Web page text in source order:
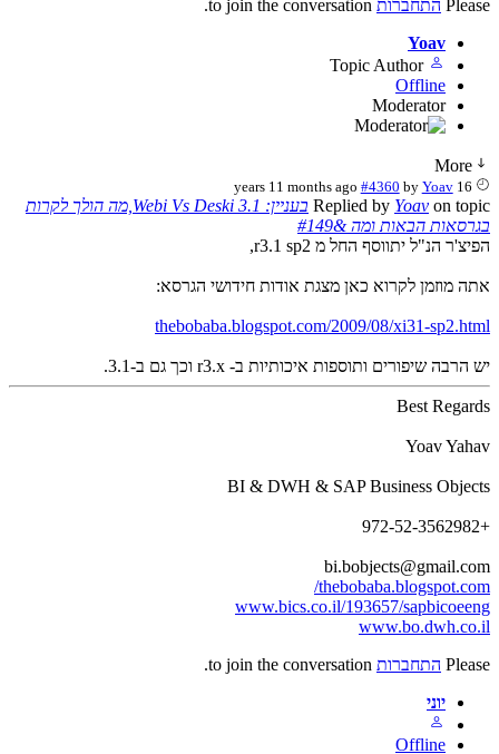
Please התחברות
Yoav
Topic Author
Offline
Moderator
More
16 years 11 months ago
#4360 by Yoav
Replied by Yoav on topic
בעניין: Webi Vs Deski 3.1,מה הולך לקרות
בגרסאות הבאות ומה &#149
הפיצ'ר הנ"ל יתווסף החל מ r3.1 sp2,
אתה מוזמן לקרוא כאן מצגת אודות חידושי הגרסא:
thebobaba.blogspot.com/2009/08/xi31-sp2.html
יש הרבה שיפורים ותוספות איכותיות ב- r3.x וכך גם ב-3.1.
Best Regards
Yoav Yahav
BI & DWH & SAP Business Objects
+972-52-3562982
bi.bobjects@gmail.com
thebobaba.blogspot.com/
www.bics.co.il/193657/sapbicoeeng
www.bo.dwh.co.il
Please התחברות
יוני
Offline